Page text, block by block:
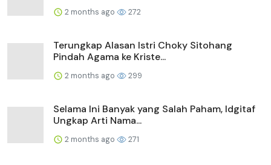
2 months ago 272
Terungkap Alasan Istri Choky Sitohang
Pindah Agama ke Kriste...
2 months ago 299
Selama Ini Banyak yang Salah Paham, Idgitaf
Ungkap Arti Nama...
2 months ago 271